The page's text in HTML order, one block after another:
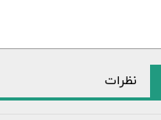
نظرات